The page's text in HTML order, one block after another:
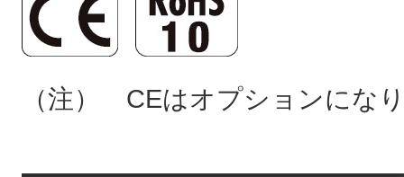
（注） CEはオプションにな